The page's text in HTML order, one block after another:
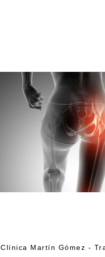
Clínica Martín Gómez -